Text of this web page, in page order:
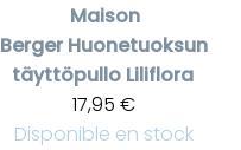
Maison
Berger Huonetuoksun
täyttöpullo Liliflora
17,95 €
Disponible en stock